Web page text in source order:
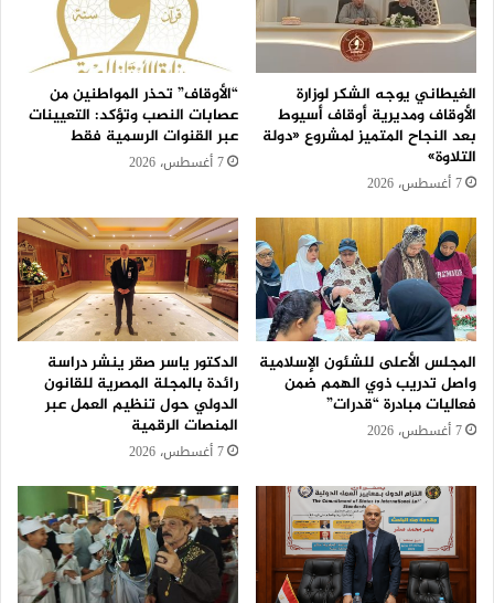
الغيطاني يوجه الشكر لوزارة
الأوقاف ومديرية أوقاف أسيوط
بعد النجاح المتميز لمشروع «دولة
التلاوة»
7 أغسطس، 2026
“الأوقاف” تحذر المواطنين من
عصابات النصب وتؤكد: التعيينات
عبر القنوات الرسمية فقط
7 أغسطس، 2026
المجلس الأعلى للشئون الإسلامية
واصل تدريب ذوي الهمم ضمن
فعاليات مبادرة “قدرات”
7 أغسطس، 2026
الدكتور ياسر صقر ينشر دراسة
رائدة بالمجلة المصرية للقانون
الدولي حول تنظيم العمل عبر
المنصات الرقمية
7 أغسطس، 2026